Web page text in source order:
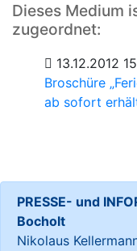
Dieses Medium
zugeordnet:
13.12.2012
Broschüre
ab sofort
PRESSE- und
Bocholt
Nikolaus